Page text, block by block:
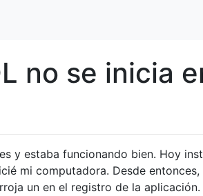
no se inicia
y estaba funcionando bien. Hoy
mi computadora. Desde entonces,
un en el registro de la